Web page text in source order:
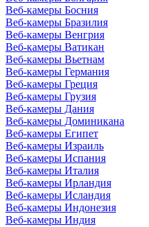
Веб-камеры Босния
Веб-камеры Бразилия
Веб-камеры Венгрия
Веб-камеры Ватикан
Веб-камеры Вьетнам
Веб-камеры Германия
Веб-камеры Греция
Веб-камеры Грузия
Веб-камеры Дания
Веб-камеры Доминикана
Веб-камеры Египет
Веб-камеры Израиль
Веб-камеры Испания
Веб-камеры Италия
Веб-камеры Ирландия
Веб-камеры Исландия
Веб-камеры Индонезия
Веб-камеры Индия